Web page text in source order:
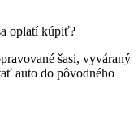
oplatí kúpiť?
šasi, vyváraný
auto do pôvodného